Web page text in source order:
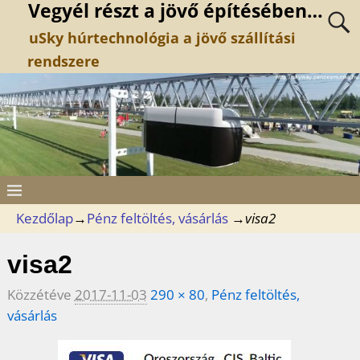
Vegyél részt a jövő építésében…
uSky húrtechnológia a jövő szállítási
rendszere
Kezdőlap→Pénz feltöltés, vásárlás →visa2
visa2
Közzétéve 2017-11-03 290 × 80, Pénz feltöltés,
vásárlás